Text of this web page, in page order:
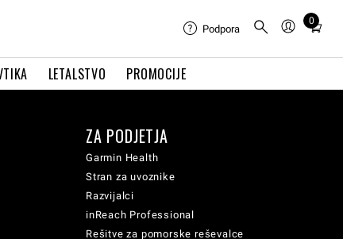
LETALSTVO PROMOCIJE
Podpora
0
Total
cart:
ZA PODJETJA
Garmin Health
Stran za uvoznike
Razvijalci
inReach Professional
Rešitve za pomorske reševalce